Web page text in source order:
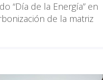
“Día de la Energía” en
de la matriz